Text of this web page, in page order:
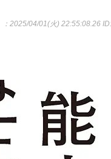
：2025/04/01(火) 22:55:08.26